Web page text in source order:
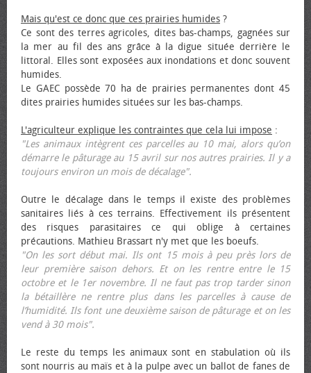
Mais qu'est ce donc que ces prairies humides ?
Ce sont des terres agricoles, dites bas-champs, gagnées sur
la mer au fil des ans grâce à la digue située derrière le
littoral. Elles sont exposées aux inondations et donc souvent
humides.
Le GAEC possède 70 ha de prairies permanentes dont 45
dites prairies humides situées sur les bas-champs.
L'agriculteur explique les contraintes que cela lui impose :
"Les animaux intègrent ces parcelles au 10 mai, alors qu’on
démarre le pâturage au 15 avril sur nos autres prairies. Il y a
toujours environ un mois de décalage".
Outre le décalage dans le temps il existe des problèmes
sanitaires liés à ces terrains. Effectivement ils présentent
des risques parasitaires ce qui oblige à certaines
précautions. Mathieu Brassart n'y met que les bœufs.
"On les sort début mai. Ils ont 15 mois à peu près lors de
leur première saison dehors. Et on les rentre entre le 15
octobre et le 1er novembre. Il ne faut pas trop tarder sinon
la bétaillère ne rentre plus dans les parcelles à cause de
l’humidité. Ils font une deuxième saison de pâturage et on les
vend à 30 mois".
Le reste du temps les animaux sont en stabulation où ils
sont nourris au maïs et à la pulpe avec un ballot de fanes de